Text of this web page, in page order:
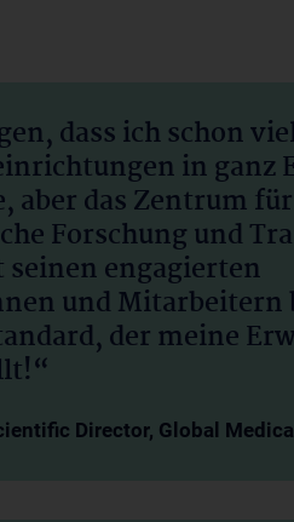
dass ich schon
in ganz
aber das Zentrum für
Forschung und
engagierten
und Mitarbeitern
der meine
Director, Global